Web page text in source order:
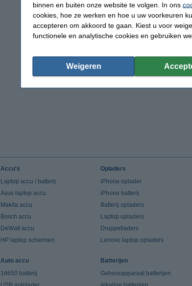
Accu's
Laptop accu / batterij
Asus laptop accu
Makita accu
Bosch accu
DeWalt accu
HP laptop schermen
Opladers
iPhone oplader
iPhone batterij
Batterij opladers
Laptop opladers
Druppelladers
Lenovo laptop opladers
Auto accu
18650 batterij
Batterijen
Gehoorapparaat batterijen
binnen en buiten onze website te volgen. In ons
cookies, hoe ze werken en hoe u uw voorkeuren
accepteren om akkoord te gaan. Kiest u voor
functionele en analytische cookies en gebruiken
Weigeren